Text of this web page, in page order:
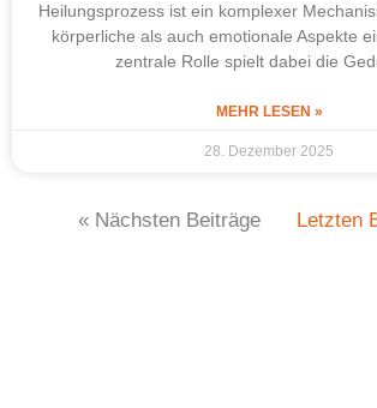
Heilungsprozess ist ein komplexer
körperliche als auch emotionale Aspekte
zentrale Rolle spielt dabei die
MEHR LESEN »
28. Dezember 2025
« Nächsten Beiträge Letzten